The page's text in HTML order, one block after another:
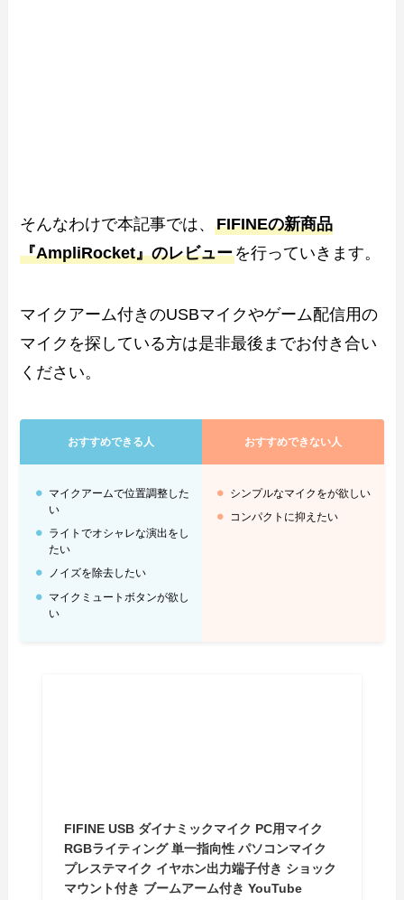
そんなわけで本記事では、FIFINEの新商品
『AmpliRocket』のレビューを行っていきます。
マイクアーム付きのUSBマイクやゲーム配信用の
マイクを探している方は是非最後までお付き合い
ください。
おすすめできる人 おすすめできない人
マイクアームで位置調整した
い
ライトでオシャレな演出をし
たい
ノイズを除去したい
マイクミュートボタンが欲し
い
シンプルなマイクをが欲しい
コンパクトに抑えたい
FIFINE USB ダイナミックマイク PC用マイク
RGBライティング 単一指向性 パソコンマイク
プレステマイク イヤホン出力端子付き ショック
マウント付き ブームアーム付き YouTube